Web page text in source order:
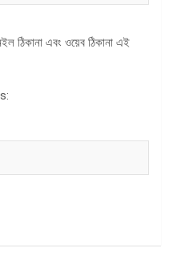
ঠিকানা এবং ওয়েব ঠিকানা এই